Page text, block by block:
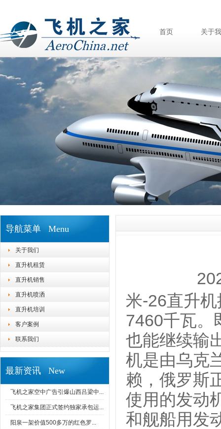
首页 关于
导航菜单 Menu
关于我们
直升机租赁
直升机销售
直升机喷洒
直升机培训
客户案例
联系我们
最新资讯 New
飞机之家空中广告引爆山西吕梁中...
飞机之家集团正式签约独家承包运...
阳泉一架价值500多万的红色罗...
米-26直升
7460千瓦。
也能继续输
机是由乌克
赖，俄罗斯
使用的发动
和舰船用发